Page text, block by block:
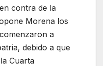
contra de la
Morena los
a
debido a que
Cuarta